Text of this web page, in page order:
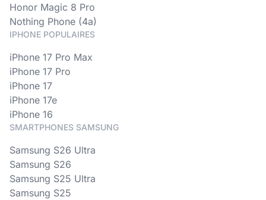
Honor Magic 8 Pro
Nothing Phone (4a)
IPHONE POPULAIRES
iPhone 17 Pro Max
iPhone 17 Pro
iPhone 17
iPhone 17e
iPhone 16
SMARTPHONES SAMSUNG
Samsung S26 Ultra
Samsung S26
Samsung S25 Ultra
Samsung S25